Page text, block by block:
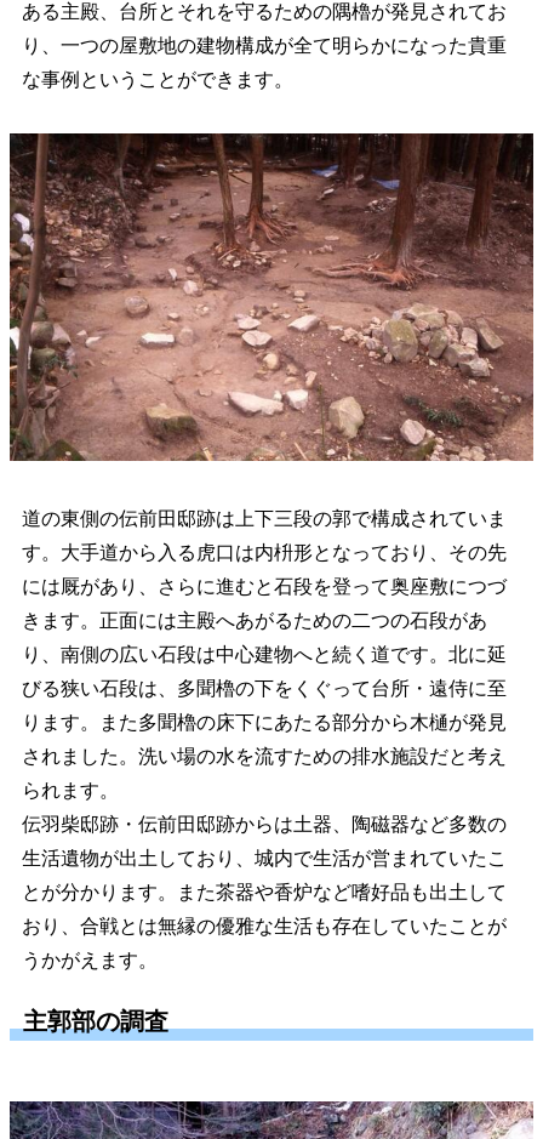
ある主殿、台所とそれを守るための隅櫓が発見されてお
り、一つの屋敷地の建物構成が全て明らかになった貴重
な事例ということができます。
道の東側の伝前田邸跡は上下三段の郭で構成されていま
す。大手道から入る虎口は内枡形となっており、その先
には厩があり、さらに進むと石段を登って奥座敷につづ
きます。正面には主殿へあがるための二つの石段があ
り、南側の広い石段は中心建物へと続く道です。北に延
びる狭い石段は、多聞櫓の下をくぐって台所・遠侍に至
ります。また多聞櫓の床下にあたる部分から木樋が発見
されました。洗い場の水を流すための排水施設だと考え
られます。
伝羽柴邸跡・伝前田邸跡からは土器、陶磁器など多数の
生活遺物が出土しており、城内で生活が営まれていたこ
とが分かります。また茶器や香炉など嗜好品も出土して
おり、合戦とは無縁の優雅な生活も存在していたことが
うかがえます。
主郭部の調査